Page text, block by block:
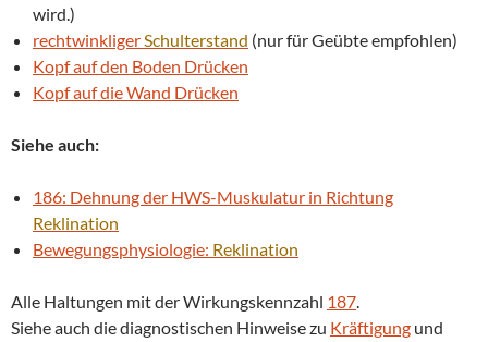
wird.)
rechtwinkligerSchulterstand (nur für Geübte empfohlen)
Kopf auf den Boden Drücken
Kopf auf die Wand Drücken
Siehe auch:
186: Dehnung der HWS-Muskulatur in Richtung
Reklination
Bewegungsphysiologie: Reklination
Alle Haltungen mit der Wirkungskennzahl 187.
Siehe auch die diagnostischen Hinweise zu Kräftigung und